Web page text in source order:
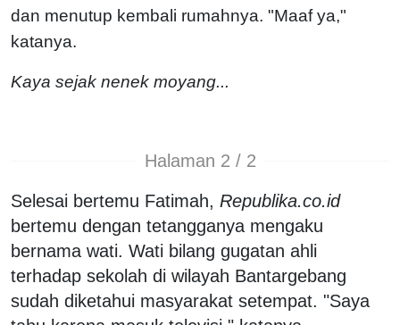
dan menutup kembali rumahnya. "Maaf ya,"
katanya.
Kaya sejak nenek moyang...
Halaman 2 / 2
Selesai bertemu Fatimah, Republika.co.id
bertemu dengan tetangganya mengaku
bernama wati. Wati bilang gugatan ahli
terhadap sekolah di wilayah Bantargebang
sudah diketahui masyarakat setempat. "Saya